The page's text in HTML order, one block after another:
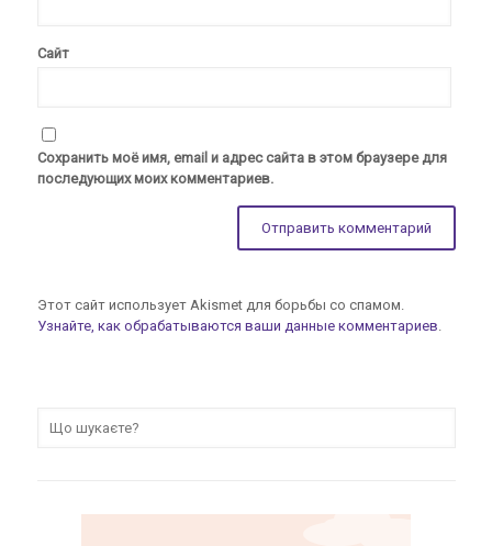
Сайт
Сохранить моё имя, email и адрес сайта в этом браузере для
последующих моих комментариев.
Этот сайт использует Akismet для борьбы со спамом.
Узнайте, как обрабатываются ваши данные комментариев.